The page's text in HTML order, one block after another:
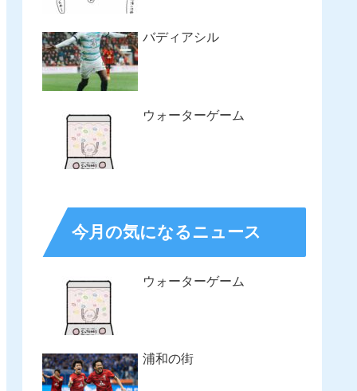
バディアシル
ウォーターゲーム
今月の気になるニュース
ウォーターゲーム
浦和の街